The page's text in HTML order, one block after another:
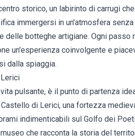
storico, un labirinto di carrugi
immergersi in un'atmosfera
delle botteghe artigiane. Ogni passo
un'esperienza coinvolgente e
dalla spiaggia.
pulsante, è il punto di partenza
di Lerici, una fortezza
indimenticabili sul Golfo dei
che racconta la storia del